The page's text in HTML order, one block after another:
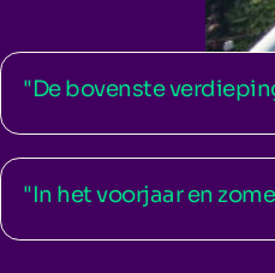
"De bovenste
"In het voorjaar en